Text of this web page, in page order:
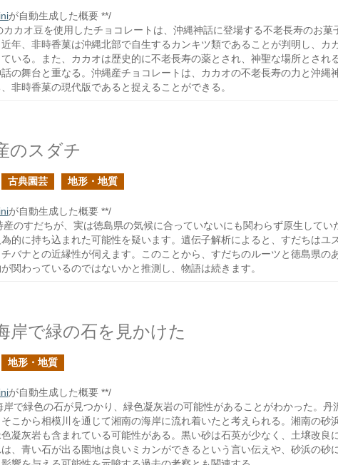
が自動生成した概要 **/
カカオ豆を使用したチョコレートは、沖縄神話に登場する不老長寿のお菓
年、非時香菓は沖縄北部で自生するカンキツ類であることが判明し、カ
いる。また、カカオは歴史的に不老長寿の薬とされ、神聖な場所とされ
の舞台と重なる。沖縄産チョコレートは、カカオの不老長寿の力と沖縄
非時香菓の現代版であると捉えることができる。
のスダチ
古典園芸 地形・地質
が自動生成した概要 **/
産のすだちが、実は徳島県の気候に合っていないにも関わらず原生してい
的に持ち込まれた可能性を疑います。遺伝子解析によると、すだちはユ
バナとの近縁性が伺えます。このことから、すだちのルーツと徳島県の
関わっているのではないかと推測し、物語は続きます。
岸で緑の石を見かけた
地形・地質
が自動生成した概要 **/
岸で緑色の石が見つかり、緑色凝灰岩の可能性があることがわかった。丹
こから相模川を通じて湘南の海岸に流れ着いたと考えられる。湘南の砂
凝灰岩も含まれている可能性がある。黒い砂は石英が少なく、土壌改良
、青い石が出る園地は良いミカンができるという言い伝えや、砂浜の砂